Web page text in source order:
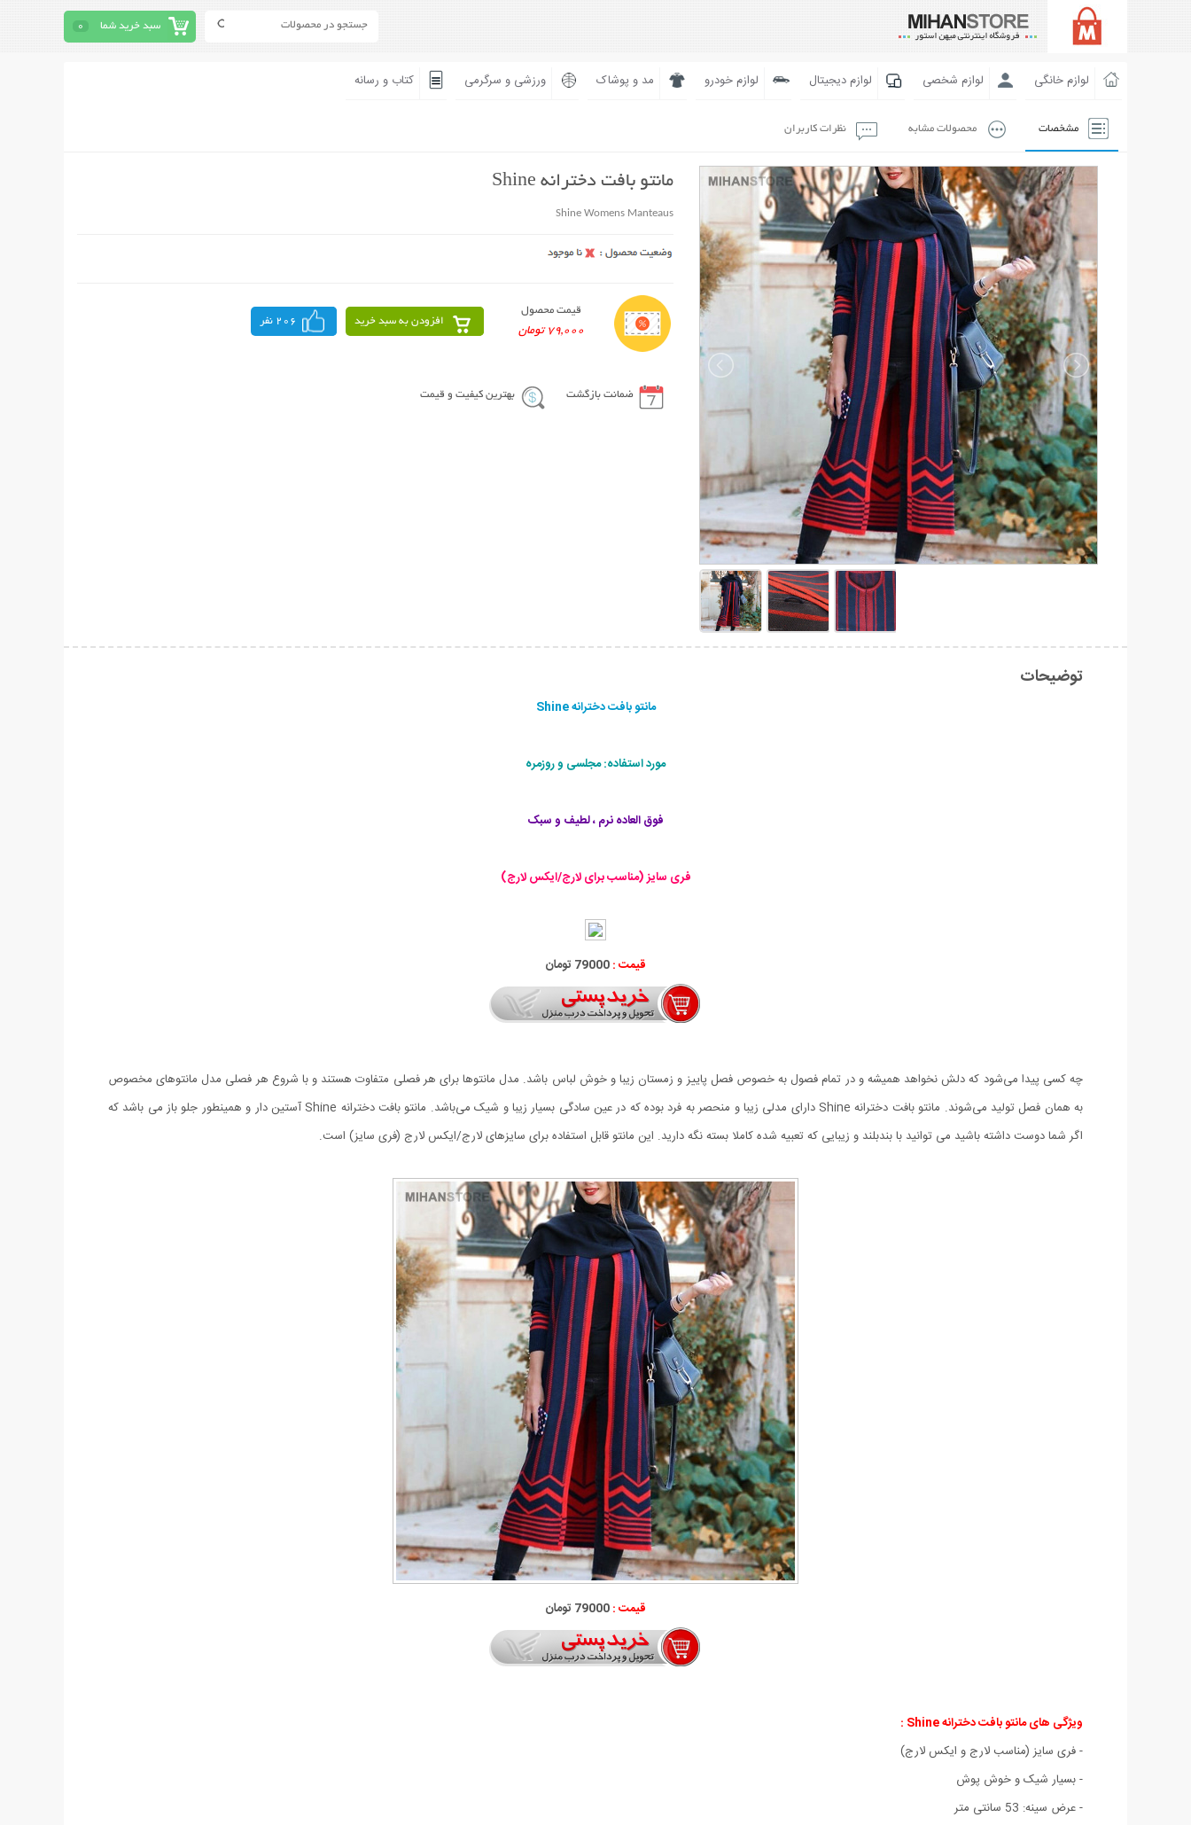
سبد خرید شما 0
لوازم خانگی لوازم شخصی لوازم دیجیتال لوازم خودرو مد و پوشاک ورزشی و سرگرمی کتاب و رسانه
مشخصات محصولات مشابه نظرات کاربران
مانتو بافت دخترانه Shine
Shine Womens Manteaus
قیمت محصول
79,000 تومان
افزودن به سبد خرید 206 نفر
ضمانت بازگشت بهترین کیفیت و قیمت
توضیحات
مانتو بافت دخترانه Shine
مورد استفاده: مجلسی و روزمره
فوق العاده نرم ، لطیف و سبک
فری سایز (مناسب برای لارج/ایکس لارج)
قیمت :79000 تومان
چه کسی پیدا می‌شود که دلش نخواهد همیشه و در تمام فصول به خصوص فصل پاییز و زمستان زیبا و خوش لباس باشد. مدل مانتو‌ها برای هر فصلی متفاوت هستند و با شروع هر فصلی مدل مانتو‌های مخصوص
به همان فصل تولید می‌شوند. مانتو بافت دخترانه Shine دارای مدلی زیبا و منحصر به فرد بوده که در عین سادگی بسیار زیبا و شیک می‌باشد. مانتو بافت دخترانه Shine آستین دار و همینطور جلو باز می باشد که
اگر شما دوست داشته باشید می توانید با بندبلند و زیبایی که تعبیه شده کاملا بسته نگه دارید. این مانتو قابل استفاده برای سایزهای لارج/ایکس لارج (فری سایز) است.
قیمت :79000 تومان
ویژگی های مانتو بافت دخترانه Shine :
- فری سایز (مناسب لارج و ایکس لارج)
- بسیار شیک و خوش پوش
- عرض سینه: 53 سانتی متر